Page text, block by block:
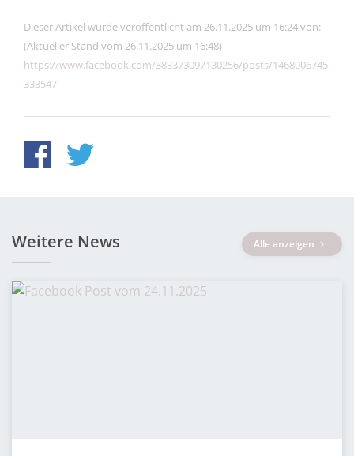
Dieser Artikel wurde veröffentlicht am 26.11.2025 um 16:24 von:
(Aktueller Stand vom 26.11.2025 um 16:48)
https://www.facebook.com/383373097130256/posts/1468006745
333547
Weitere News Alle anzeigen